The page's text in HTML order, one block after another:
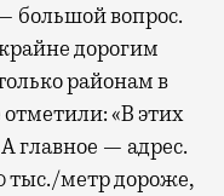
большой вопрос.
дорогим
районам в
«В этих
главное — адрес.
тыс./метр дороже,